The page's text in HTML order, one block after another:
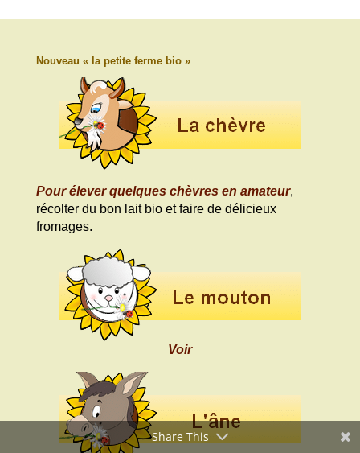
Nouveau « la petite ferme bio »
Pour élever quelques chèvres en amateur,
récolter du bon lait bio et faire de délicieux
fromages.
Voir
Share This